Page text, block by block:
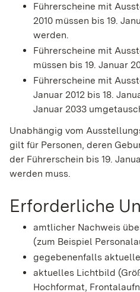
Führerscheine mit
2010 müssen bis 19.
werden.
Führerscheine mit
müssen bis 19. Januar
Führerscheine mit
Januar 2012 bis 18.
Januar 2033
Unabhängig vom
gilt für Personen, deren
der Führerschein bis 19.
werden muss.
Erforderliche
amtlicher Nachweis
(zum Beispiel
gegebenenfalls
aktuelles Lichtbild
Hochformat,